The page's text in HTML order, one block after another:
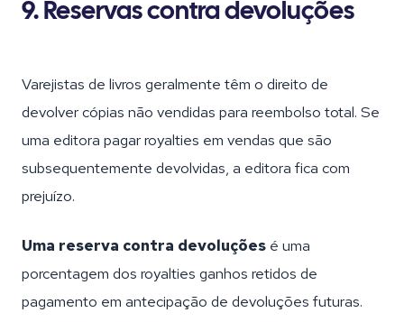
9. Reservas contra devoluções
Varejistas de livros geralmente têm o direito de
devolver cópias não vendidas para reembolso total. Se
uma editora pagar royalties em vendas que são
subsequentemente devolvidas, a editora fica com
prejuízo.
Uma reserva contra devoluções é uma
porcentagem dos royalties ganhos retidos de
pagamento em antecipação de devoluções futuras.